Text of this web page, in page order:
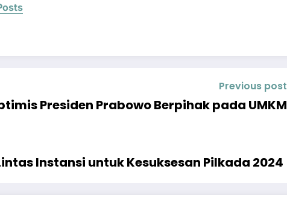
Previous post
Presiden Prabowo Berpihak pada UMKM
Instansi untuk Kesuksesan Pilkada 2024